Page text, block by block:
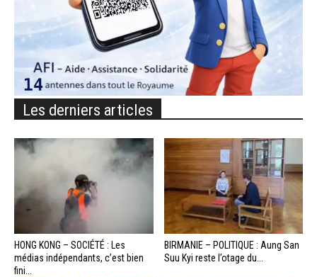
Les derniers articles
HONG KONG – SOCIÉTÉ : Les
médias indépendants, c’est bien
fini...
BIRMANIE – POLITIQUE : Aung San
Suu Kyi reste l’otage du...